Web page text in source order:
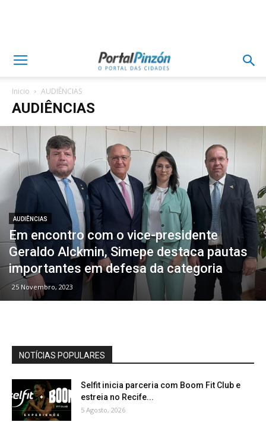
Inicio AUDIÊNCIAS
AUDIÊNCIAS
AUDIÊNCIAS
Em encontro com o vice-presidente
Geraldo Alckmin, Simepe destaca pautas
importantes em defesa da categoria
25 Novembro, 2023
NOTÍCIAS POPULARES
Selfit inicia parceria com Boom Fit Club e
estreia no Recife...
5 Agosto, 2026